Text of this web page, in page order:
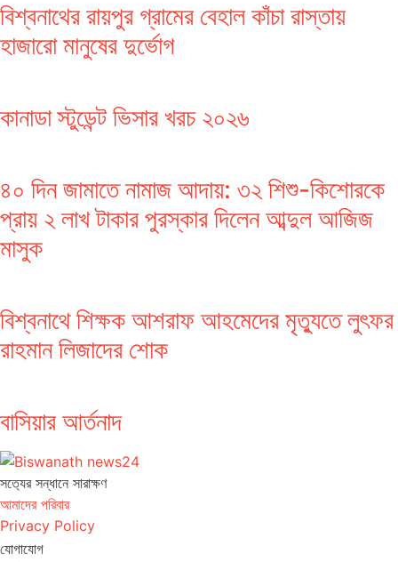
বিশ্বনাথের রায়পুর গ্রামের বেহাল কাঁচা রাস্তায়
হাজারো মানুষের দুর্ভোগ
কানাডা স্টুডেন্ট ভিসার খরচ ২০২৬
৪০ দিন জামাতে নামাজ আদায়: ৩২ শিশু-কিশোরকে
প্রায় ২ লাখ টাকার পুরস্কার দিলেন আব্দুল আজিজ
মাসুক
বিশ্বনাথে শিক্ষক আশরাফ আহমেদের মৃত্যুতে লুৎফর
রাহমান লিজাদের শোক
বাসিয়ার আর্তনাদ
সত‌্যের সন্ধানে সারাক্ষণ
আমাদের পরিবার
Privacy Policy
যোগাযোগ